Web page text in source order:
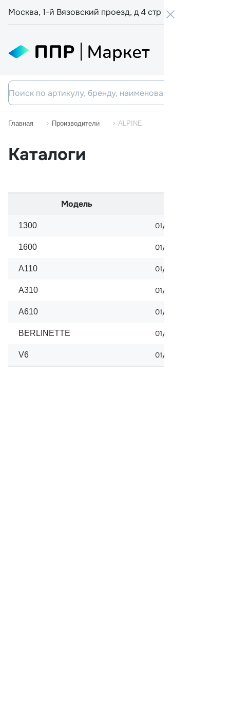
Москва, 1-й Вязовский проезд, д 4 стр 19
Главная Производители ALPINE
Каталоги
Модель
1300 01/1970
1600 01/1969
A110 01/1966
A310 01/1971
A610 01/1991
BERLINETTE 01/1976
V6 01/1985